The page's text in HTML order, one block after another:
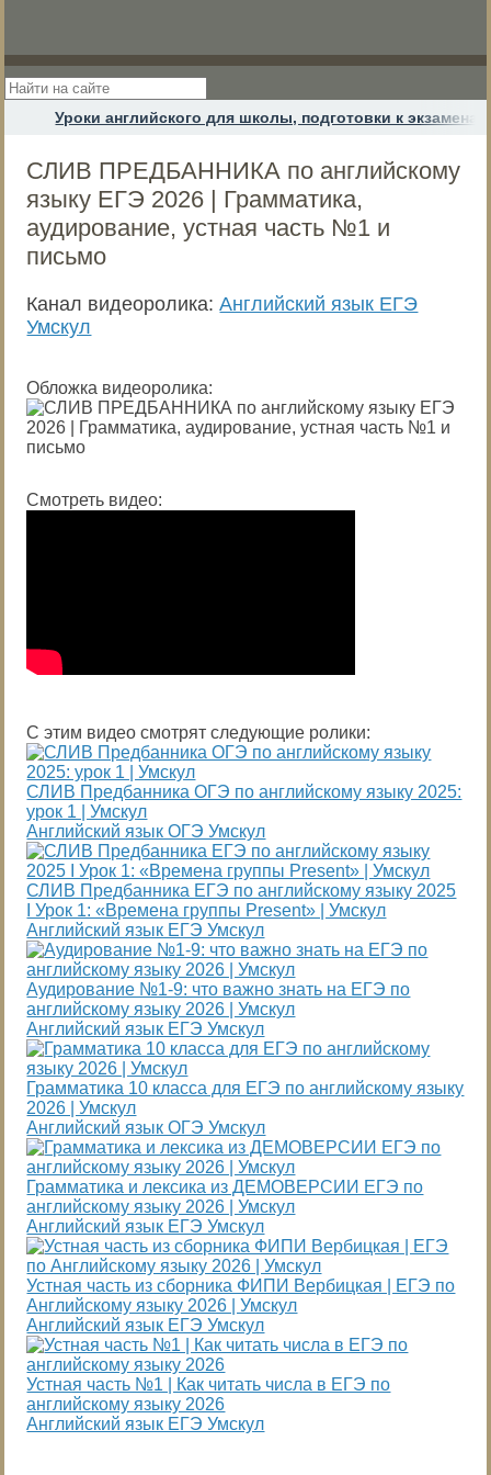
Уроки английского для школы, подготовки к
СЛИВ ПРЕДБАННИКА по английскому
языку ЕГЭ 2026 | Грамматика,
аудирование, устная часть №1 и
письмо
Канал видеоролика:Английский язык ЕГЭ
Умскул
Обложка видеоролика:
Смотреть видео:
С этим видео смотрят следующие ролики:
СЛИВ Предбанника ОГЭ по английскому языку 2025:
урок 1 | Умскул
Английский язык ОГЭ Умскул
СЛИВ Предбанника ЕГЭ по английскому языку 2025
I Урок 1: «Времена группы Present» | Умскул
Английский язык ЕГЭ Умскул
Аудирование №1-9: что важно знать на ЕГЭ по
английскому языку 2026 | Умскул
Английский язык ЕГЭ Умскул
Грамматика 10 класса для ЕГЭ по английскому языку
2026 | Умскул
Английский язык ОГЭ Умскул
Грамматика и лексика из ДЕМОВЕРСИИ ЕГЭ по
английскому языку 2026 | Умскул
Английский язык ЕГЭ Умскул
Устная часть из сборника ФИПИ Вербицкая | ЕГЭ по
Английскому языку 2026 | Умскул
Английский язык ЕГЭ Умскул
Устная часть №1 | Как читать числа в ЕГЭ по
английскому языку 2026
Английский язык ЕГЭ Умскул